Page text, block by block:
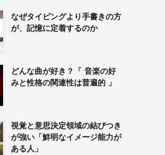
なぜタイピングより手書きの方
が、記憶に定着するのか
どんな曲が好き？「 音楽の好
みと性格の関連性は普遍的 」
視覚と意思決定領域の結びつき
が強い「鮮明なイメージ能力が
ある人」